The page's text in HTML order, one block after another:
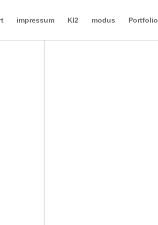
impressum KI2 modus Portfolio